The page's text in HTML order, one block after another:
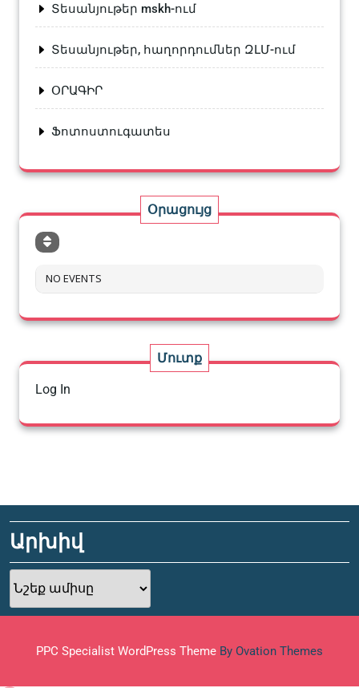
Տեսանյութեր mskh-ում
Տեսանյութեր, հաղորդումներ ԶԼՄ-ում
ՕՐԱԳԻՐ
Ֆոտոստուգատես
Օրացույց
NO EVENTS
Մուտք
Log In
Արխիվ
PPC Specialist WordPress Theme By Ovation Themes